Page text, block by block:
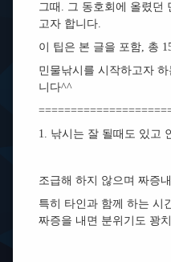
그때. 그 동호회에 올렸던
고자 합니다.
이 팁은 본 글을 포함, 총
민물낚시를 시작하고자
니다^^
1. 낚시는 잘 될때도 있고
조급해 하지 않으며 짜증
특히 타인과 함께 하는 시
짜증을 내면 분위기도 꽝